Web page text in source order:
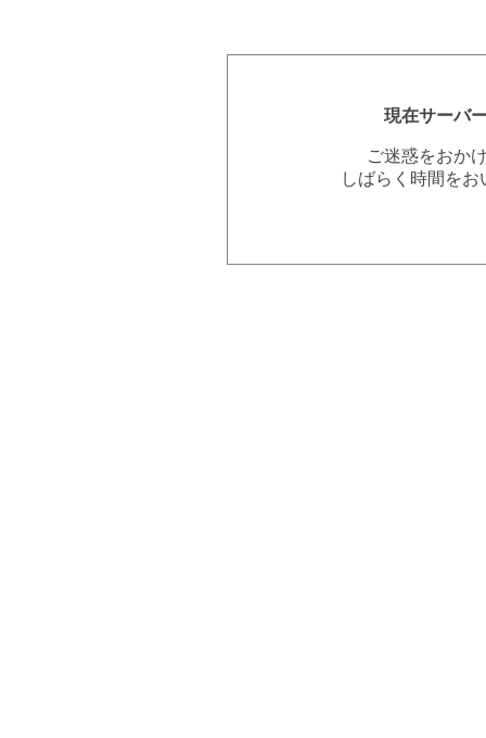
現在サーバ
ご迷惑をおか
しばらく時間を